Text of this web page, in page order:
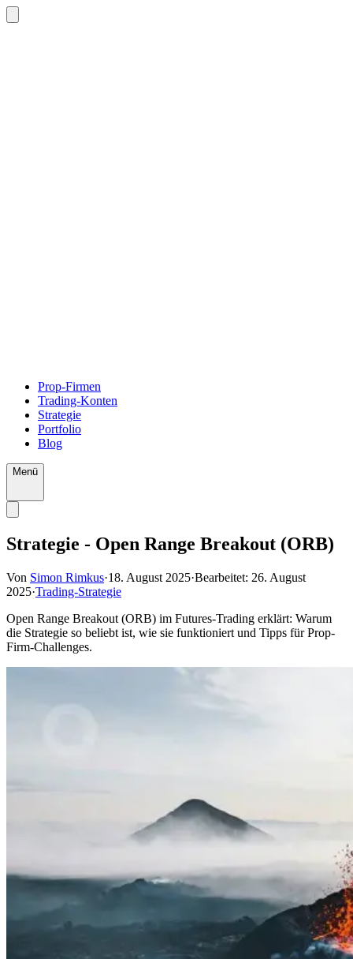
Prop-Firmen
Trading-Konten
Strategie
Portfolio
Blog
Menü
Strategie - Open Range Breakout (ORB)
Von Simon Rimkus·18. August 2025·Bearbeitet: 26. August
2025·Trading-Strategie
Open Range Breakout (ORB) im Futures-Trading erklärt: Warum
die Strategie so beliebt ist, wie sie funktioniert und Tipps für Prop-
Firm-Challenges.